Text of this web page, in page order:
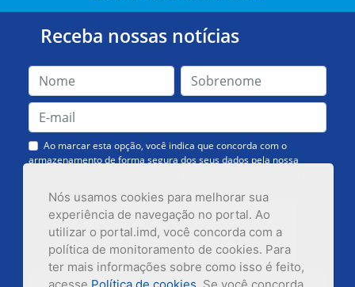
Nós usamos cookies para melhorar sua
experiência de navegação no portal. Ao
utilizar o portal.imd, você concorda com a
política de monitoramento de cookies. Para
ter mais informações sobre como isso é feito,
Receba nossas notícias
Ao marcar esta opção, você indica que concorda com o
armazenamento de forma segura dos seus dados pela nossa